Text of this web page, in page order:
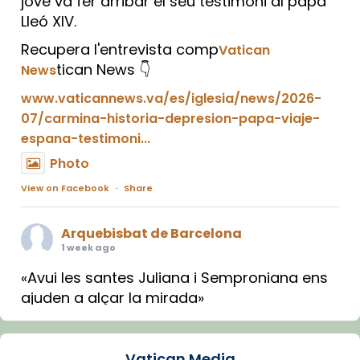
Lleó XIV.
Recupera l'entrevista compVatican
Newstican News 👇
www.vaticannews.va/es/iglesia/news/2026-
07/carmina-historia-depresion-papa-viaje-
espana-testimoni...
Photo
View on Facebook · Share
Arquebisbat de Barcelona
1 week ago
«Avui les santes Juliana i Semproniana ens
ajuden a alçar la mirada»
Mons. Sergi Gordo, bisbe de Tortosa, ha